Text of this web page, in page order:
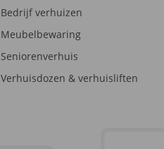
Bedrijf verhuizen
Meubelbewaring
Seniorenverhuis
Verhuisdozen & verhuisliften